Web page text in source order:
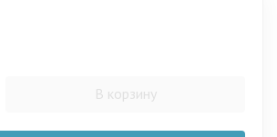
В корзину